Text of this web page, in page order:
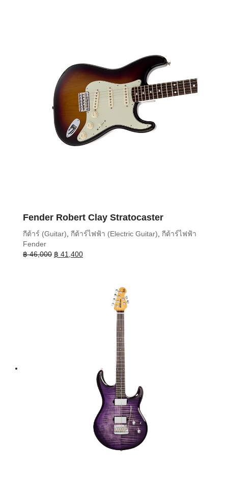
Fender Robert Clay Stratocaster
กีต้าร์ (Guitar) กีต้าร์ไฟฟ้า (Electric Guitar) กีต้าร์ไฟฟ้า
Fender
฿46,000 Original
฿ 41,400Current